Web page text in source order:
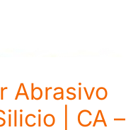
Abrasivo
| CA –